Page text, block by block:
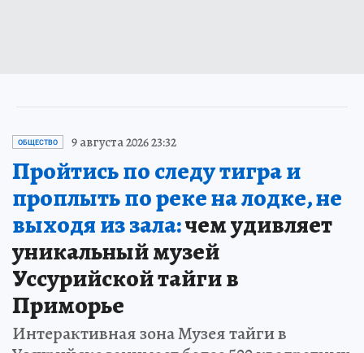
ОБЩЕСТВО 9 августа 2026 23:32
Пройтись по следу тигра и
проплыть по реке на лодке, не
выходя из зала:чем удивляет
уникальный музей
Уссурийской тайги в
Приморье
Интерактивная зона Музея тайги в